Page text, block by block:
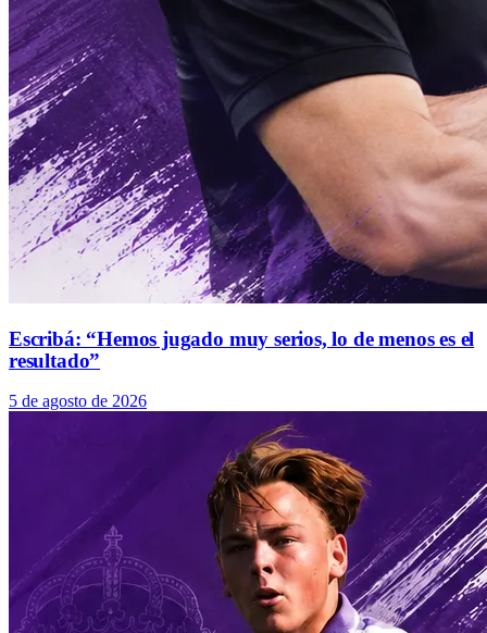
Escribá: “Hemos jugado muy serios, lo de menos es el
resultado”
5 de agosto de 2026